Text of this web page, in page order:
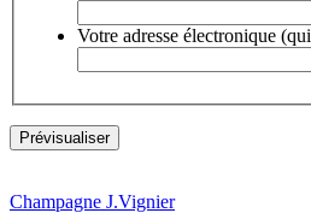
Votre adresse électronique
Champagne J.Vignier